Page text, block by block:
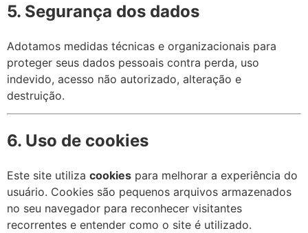
5. Segurança dos dados
Adotamos medidas técnicas e organizacionais para
proteger seus dados pessoais contra perda, uso
indevido, acesso não autorizado, alteração e
destruição.
6. Uso de cookies
Este site utiliza cookies para melhorar a experiência do
usuário. Cookies são pequenos arquivos armazenados
no seu navegador para reconhecer visitantes
recorrentes e entender como o site é utilizado.